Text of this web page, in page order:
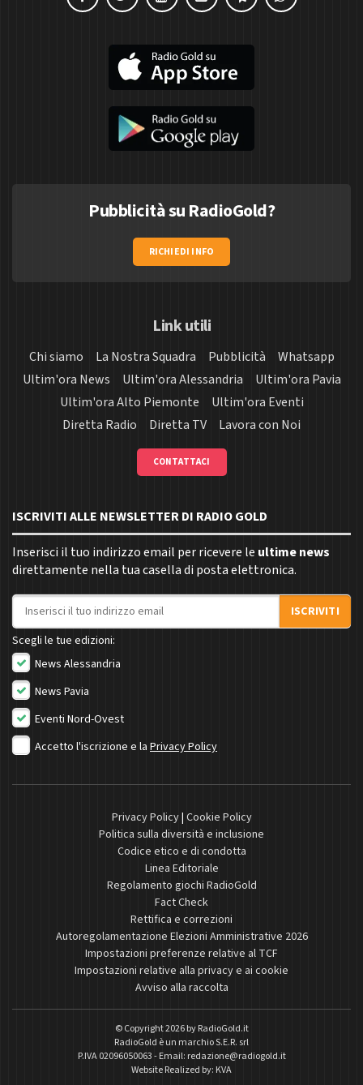
Pubblicità su RadioGold?
RICHIEDI INFO
Link utili
Chi siamo La Nostra Squadra Pubblicità
Whatsapp
Ultim'ora News
Ultim'ora Alessandria
Ultim'ora Pavia
Ultim'ora Alto Piemonte
Ultim'ora Eventi
Diretta Radio
Diretta TV Lavora con Noi
CONTATTACI
ISCRIVITI ALLE NEWSLETTER DI RADIO GOLD
Inserisci il tuo indirizzo email per ricevere le ultime news
direttamente nella tua casella di posta elettronica.
Indirizzo email
ISCRIVITI
Scegli le tue edizioni:
News Alessandria
News Pavia
Eventi Nord-Ovest
Accetto l'iscrizione e la Privacy Policy
Privacy Policy| Cookie Policy
Politica sulla diversità e inclusione
Codice etico e di condotta
Linea Editoriale
Regolamento giochi RadioGold
Fact Check
Rettifica e correzioni
Autoregolamentazione Elezioni Amministrative 2026
Impostazioni preferenze relative al TCF
Impostazioni relative alla privacy e ai cookie
Avviso alla raccolta
© Copyright 2026 byRadioGold.it
RadioGold è un marchio S.E.R. srl
P.IVA 02096050063 - Email: redazione@radiogold.it
Website Realized by: KVA